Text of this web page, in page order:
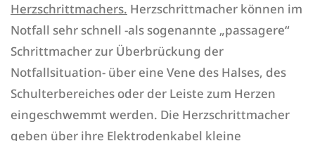
Herzschrittmachers. Herzschrittmacher können im
Notfall sehr schnell -als sogenannte „passagere“
Schrittmacher zur Überbrückung der
Notfallsituation- über eine Vene des Halses, des
Schulterbereiches oder der Leiste zum Herzen
eingeschwemmt werden. Die Herzschrittmacher
geben über ihre Elektrodenkabel kleine